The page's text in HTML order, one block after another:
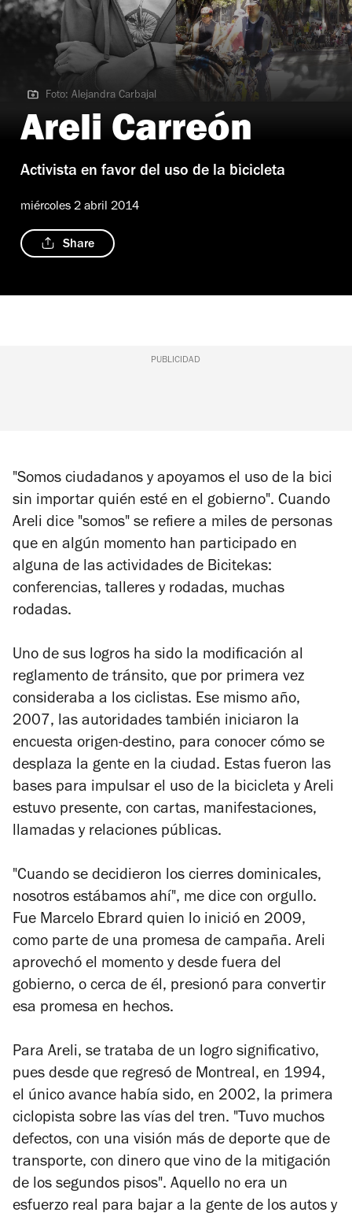
Foto: Alejandra Carbajal
Foto: Alejandra Carbajal
Areli Carreón
Activista en favor del uso de la bicicleta
miércoles 2 abril 2014
Share
PUBLICIDAD
"Somos ciudadanos y apoyamos el uso de la bici
sin importar quién esté en el gobierno". Cuando
Areli dice "somos" se refiere a miles de personas
que en algún momento han participado en
alguna de las actividades de Bicitekas:
conferencias, talleres y rodadas, muchas
rodadas.
Uno de sus logros ha sido la modificación al
reglamento de tránsito, que por primera vez
consideraba a los ciclistas. Ese mismo año,
2007, las autoridades también iniciaron la
encuesta origen-destino, para conocer cómo se
desplaza la gente en la ciudad. Estas fueron las
bases para impulsar el uso de la bicicleta y Areli
estuvo presente, con cartas, manifestaciones,
llamadas y relaciones públicas.
"Cuando se decidieron los cierres dominicales,
nosotros estábamos ahí", me dice con orgullo.
Fue Marcelo Ebrard quien lo inició en 2009,
como parte de una promesa de campaña. Areli
aprovechó el momento y desde fuera del
gobierno, o cerca de él, presionó para convertir
esa promesa en hechos.
Para Areli, se trataba de un logro significativo,
pues desde que regresó de Montreal, en 1994,
el único avance había sido, en 2002, la primera
ciclopista sobre las vías del tren. "Tuvo muchos
defectos, con una visión más de deporte que de
transporte, con dinero que vino de la mitigación
de los segundos pisos". Aquello no era un
esfuerzo real para bajar a la gente de los autos y